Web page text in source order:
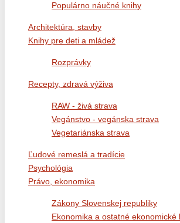
Populárno náučné knihy
Architektúra, stavby
Knihy pre deti a mládež
Rozprávky
Recepty, zdravá výživa
RAW - živá strava
Vegánstvo - vegánska strava
Vegetariánska strava
Ľudové remeslá a tradície
Psychológia
Právo, ekonomika
Zákony Slovenskej republiky
Ekonomika a ostatné ekonomické